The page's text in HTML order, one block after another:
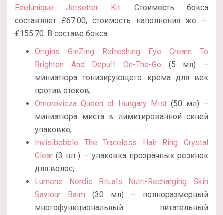
Feelunique Jetsetter Kit. Стоимость бокса
составляет £67.00, стоимость наполнения же –
£155.70. В составе бокса:
Origins GinZing Refreshing Eye Cream To
Brighten And Depuff On-The-Go (5 мл) –
миниатюра тонизирующего крема для век
против отеков;
Omorovicza Queen of Hungary Mist (50 мл) –
миниатюра миста в лимитированной синей
упаковке;
Invisibobble The Traceless Hair Ring Crystal
Clear (3 шт.) – упаковка прозрачных резинок
для волос;
Lumene Nordic Rituals Nutri-Recharging Skin
Saviour Balm (30 мл) – полноразмерный
многофункциональный питательный